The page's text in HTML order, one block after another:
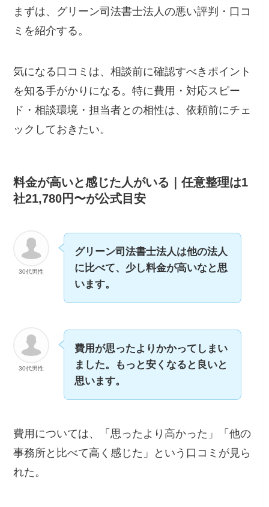
まずは、グリーン司法書士法人の悪い評判・口コ
ミを紹介する。
気になる口コミは、相談前に確認すべきポイント
を知る手がかりになる。特に費用・対応スピー
ド・相談環境・担当者との相性は、依頼前にチェ
ックしておきたい。
料金が高いと感じた人がいる｜任意整理は1
社21,780円〜が公式目安
30代男性
グリーン司法書士法人は他の法人
に比べて、少し料金が高いなと思
います。
30代男性
費用が思ったよりかかってしまい
ました。もっと安くなると良いと
思います。
費用については、「思ったより高かった」「他の
事務所と比べて高く感じた」という口コミが見ら
れた。